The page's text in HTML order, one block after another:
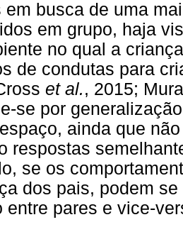
em busca de uma
em grupo, haja
no qual a
de condutas para
et al., 2015;
se por
ainda que
respostas
se os
dos pais, podem
entre pares e vice-